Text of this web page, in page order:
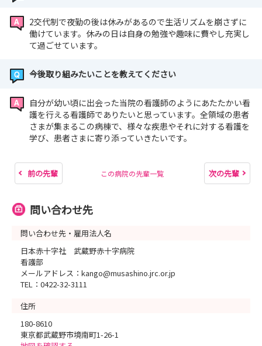
2交代制で夜勤の後は休みがあるので生活リズムを崩さずに
働けています。休みの日は自身の勉強や趣味に費やし充実し
て過ごせています。
今後取り組みたいことを教えてください
自分が幼い頃に出会った当院の看護師のようにあたたかい看
護を行える看護師でありたいと思っています。全領域の患者
さまが集まるこの病棟で、様々な疾患やそれに対する看護を
学び、患者さまに寄り添っていきたいです。
前の先輩 この病院の先輩一覧 次の先輩
問い合わせ先
問い合わせ先・雇用法人名
日本赤十字社 武蔵野赤十字病院
看護部
メールアドレス：kango@musashino.jrc.or.jp
TEL：0422-32-3111
住所
180-8610
東京都武蔵野市境南町1-26-1